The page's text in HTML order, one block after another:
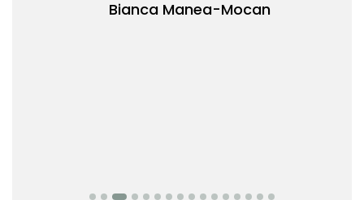
Bianca Manea-Mocan